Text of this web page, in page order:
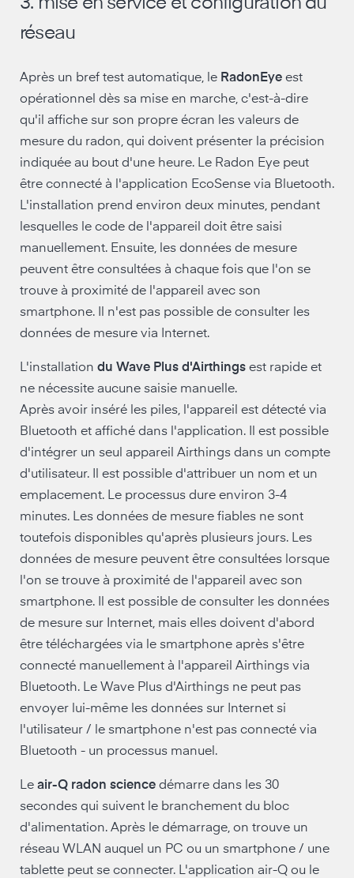
- port USB actif
réseau
Après un bref test automatique, le RadonEye est
opérationnel dès sa mise en marche, c'est-à-dire
qu'il affiche sur son propre écran les valeurs de
mesure du radon, qui doivent présenter la précision
indiquée au bout d'une heure. Le Radon Eye peut
être connecté à l'application EcoSense via Bluetooth.
L'installation prend environ deux minutes, pendant
lesquelles le code de l'appareil doit être saisi
manuellement. Ensuite, les données de mesure
peuvent être consultées à chaque fois que l'on se
trouve à proximité de l'appareil avec son
smartphone. Il n'est pas possible de consulter les
données de mesure via Internet.
L'installation du Wave Plus d'Airthings est rapide et
ne nécessite aucune saisie manuelle.
Après avoir inséré les piles, l'appareil est détecté via
Bluetooth et affiché dans l'application. Il est possible
d'intégrer un seul appareil Airthings dans un compte
d'utilisateur. Il est possible d'attribuer un nom et un
emplacement. Le processus dure environ 3-4
minutes. Les données de mesure fiables ne sont
toutefois disponibles qu'après plusieurs jours. Les
données de mesure peuvent être consultées lorsque
l'on se trouve à proximité de l'appareil avec son
smartphone. Il est possible de consulter les données
de mesure sur Internet, mais elles doivent d'abord
être téléchargées via le smartphone après s'être
connecté manuellement à l'appareil Airthings via
Bluetooth. Le Wave Plus d'Airthings ne peut pas
envoyer lui-même les données sur Internet si
l'utilisateur / le smartphone n'est pas connecté via
Bluetooth - un processus manuel.
Le air-Q radon science démarre dans les 30
secondes qui suivent le branchement du bloc
d'alimentation. Après le démarrage, on trouve un
réseau WLAN auquel un PC ou un smartphone / une
tablette peut se connecter. L'application air-Q ou le